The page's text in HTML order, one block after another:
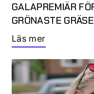
GALAPREMIÄR
GRÖNASTE
Läs mer